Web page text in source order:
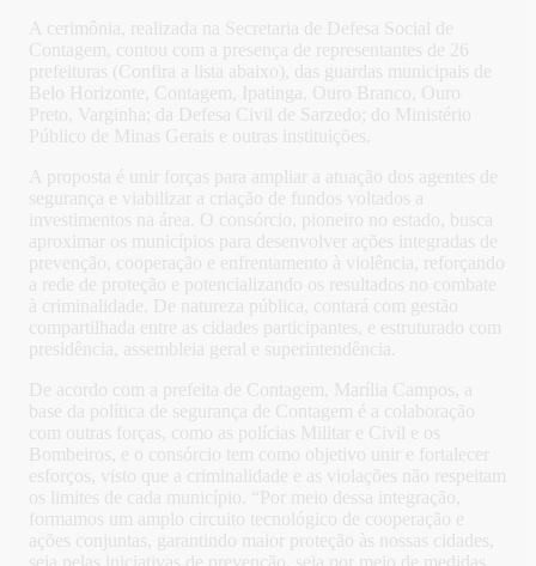
A cerimônia, realizada na Secretaria de Defesa Social de
Contagem, contou com a presença de representantes de 26
prefeituras (Confira a lista abaixo), das guardas municipais de
Belo Horizonte, Contagem, Ipatinga, Ouro Branco, Ouro
Preto, Varginha; da Defesa Civil de Sarzedo; do Ministério
Público de Minas Gerais e outras instituições.
A proposta é unir forças para ampliar a atuação dos agentes de
segurança e viabilizar a criação de fundos voltados a
investimentos na área. O consórcio, pioneiro no estado, busca
aproximar os municípios para desenvolver ações integradas de
prevenção, cooperação e enfrentamento à violência, reforçando
a rede de proteção e potencializando os resultados no combate
à criminalidade. De natureza pública, contará com gestão
compartilhada entre as cidades participantes, e estruturado com
presidência, assembleia geral e superintendência.
De acordo com a prefeita de Contagem, Marília Campos, a
base da política de segurança de Contagem é a colaboração
com outras forças, como as polícias Militar e Civil e os
Bombeiros, e o consórcio tem como objetivo unir e fortalecer
esforços, visto que a criminalidade e as violações não respeitam
os limites de cada município. “Por meio dessa integração,
formamos um amplo circuito tecnológico de cooperação e
ações conjuntas, garantindo maior proteção às nossas cidades,